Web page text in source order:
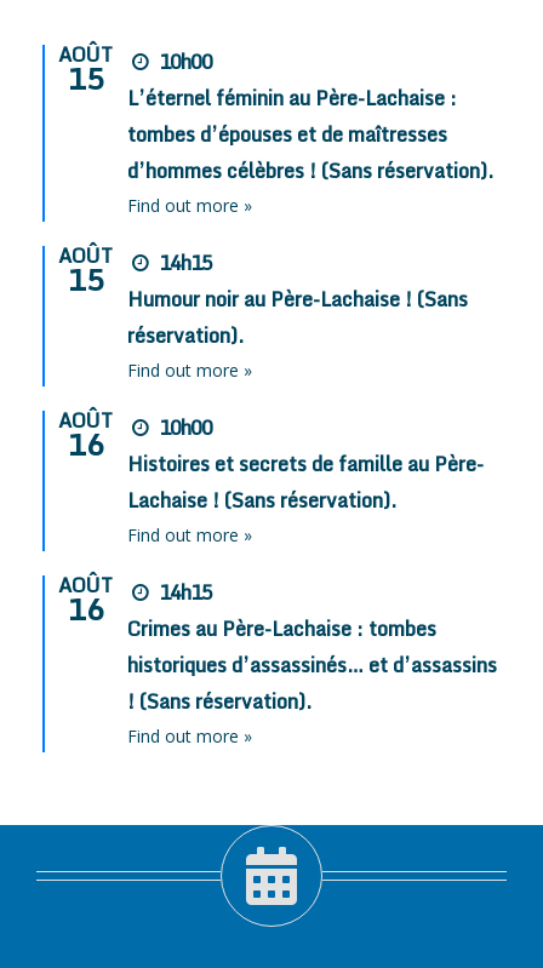
AOÛT
15
10h00
L’éternel féminin au Père-Lachaise :
tombes d’épouses et de maîtresses
d’hommes célèbres ! (Sans réservation).
Find out more »
AOÛT
15
14h15
Humour noir au Père-Lachaise ! (Sans
réservation).
Find out more »
AOÛT
16
10h00
Histoires et secrets de famille au Père-
Lachaise ! (Sans réservation).
Find out more »
AOÛT
16
14h15
Crimes au Père-Lachaise : tombes
historiques d’assassinés… et d’assassins
! (Sans réservation).
Find out more »